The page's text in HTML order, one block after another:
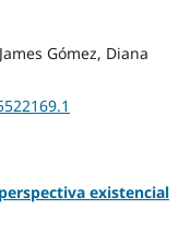
Gómez, Diana
existencial